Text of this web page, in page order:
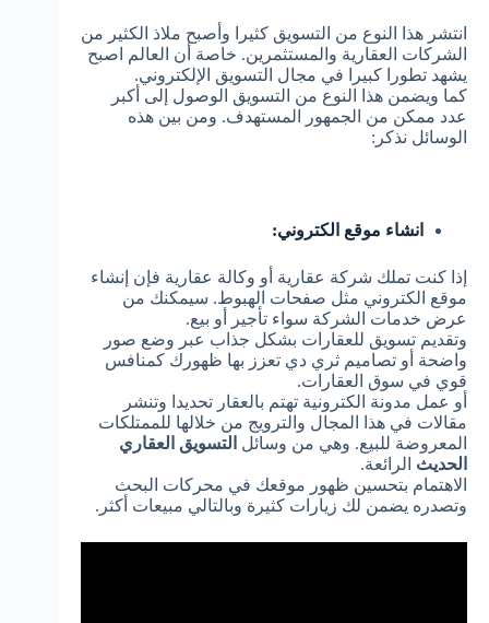
انتشر هذا النوع من التسويق كثيرا وأصبح ملاذ الكثير من
الشركات العقارية والمستثمرين. خاصة أن العالم اصبح
يشهد تطورا كبيرا في مجال التسويق الإلكتروني.
كما ويضمن هذا النوع من التسويق الوصول إلى أكبر
عدد ممكن من الجمهور المستهدف. ومن بين هذه
الوسائل نذكر:
انشاء موقع الكتروني:
إذا كنت تملك شركة عقارية أو وكالة عقارية فإن إنشاء
موقع الكتروني مثل صفحات الهبوط. سيمكنك من
عرض خدمات الشركة سواء تأجير أو بيع.
وتقديم تسويق للعقارات بشكل جذاب عبر وضع صور
واضحة أو تصاميم ثري دي تعزز بها ظهورك كمنافس
قوي في سوق العقارات.
أو عمل مدونة الكترونية تهتم بالعقار تحديدا وتنشر
مقالات في هذا المجال والترويج من خلالها للممتلكات
المعروضة للبيع. وهي من وسائل التسويق العقاري
الحديث الرائعة.
الاهتمام بتحسين ظهور موقعك في محركات البحث
وتصدره يضمن لك زيارات كثيرة وبالتالي مبيعات أكثر.